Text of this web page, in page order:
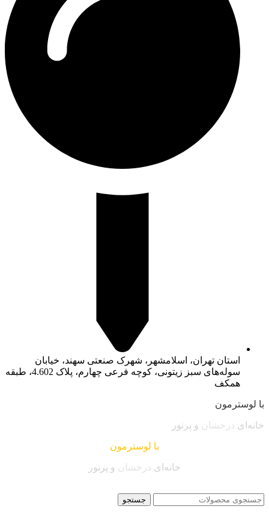
استان تهران، اسلامشهر، شهرک صنعتی سهند، خیابان
سوله‌های سبز زیتونی، کوچه فرعی چهارم، پلاک 4.602، طبقه
همکف
با لوسترمون
خانه‌ای درخشان و پرنور
با لوسترمون
خانه‌ای درخشان و پرنور
جستجو